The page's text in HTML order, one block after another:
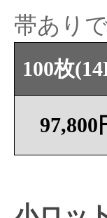
帯あり
100枚
97,800